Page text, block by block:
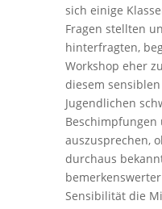
sich einige
Fragen stellten
hinterfragten,
Workshop eher
diesem
Jugendlichen
auszusprechen,
durchaus
Sensibilität die